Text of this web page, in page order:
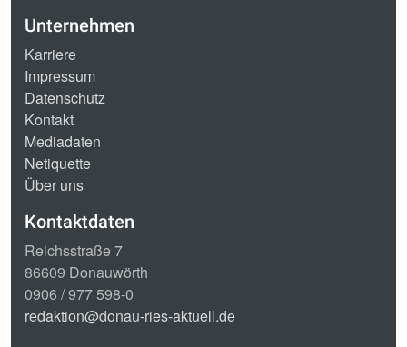
Unternehmen
Karriere
Impressum
Datenschutz
Kontakt
Mediadaten
Netiquette
Über uns
Kontaktdaten
Reichsstraße 7
86609 Donauwörth
0906 / 977 598-0
redaktion@donau-ries-aktuell.de